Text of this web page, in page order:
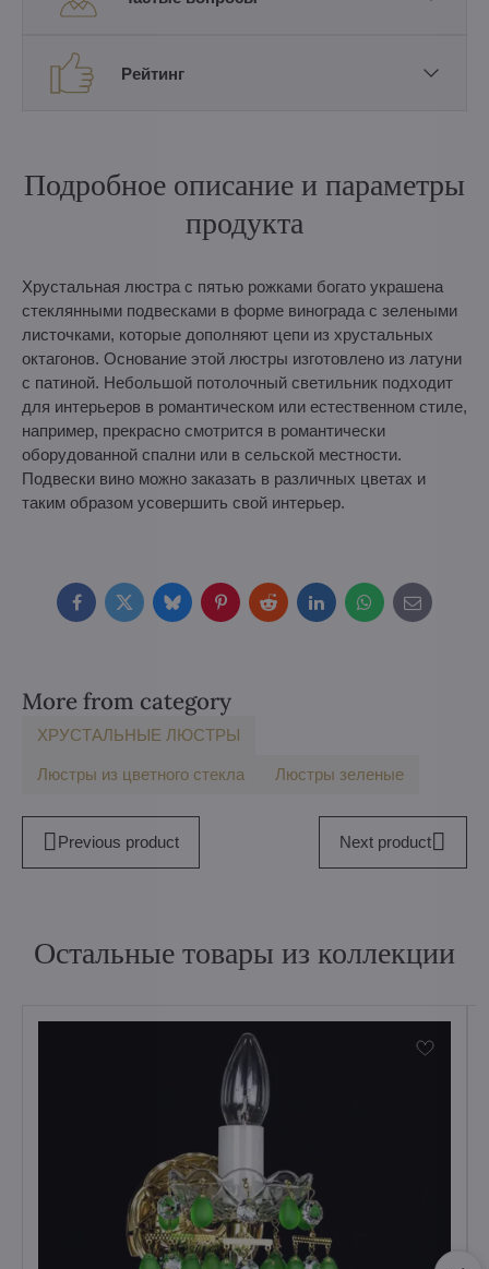
Рейтинг
Подробное описание и параметры
продукта
Хрустальная люстра с пятью рожками богато украшена
стеклянными подвесками в форме винограда с зелеными
листочками, которые дополняют цепи из хрустальных
октагонов. Основание этой люстры изготовлено из латуни
с патиной. Небольшой потолочный светильник подходит
для интерьеров в романтическом или естественном стиле,
например, прекрасно смотрится в романтически
оборудованной спални или в сельской местности.
Подвески вино можно заказать в различных цветах и
таким образом усовершить свой интерьер.
FacebookTwitterBlueskyPinterestRedditLinkedInWhatsApp
E-
mail
More from category
ХРУСТАЛЬНЫЕ ЛЮСТРЫ
Люстры из цветного стекла Люстры зеленые
Previous product Next product
Остальные товары из коллекции